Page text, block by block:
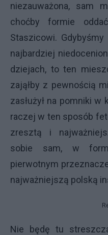
niezauważona, sam
choćby formie
Staszicowi.
najbardziej
dziejach, to ten
zająłby z pewnością
zasłużył na pomniki
raczej w ten sposób
zresztą i
sobie sam, w
pierwotnym
najważniejszą polską
Nie będę tu